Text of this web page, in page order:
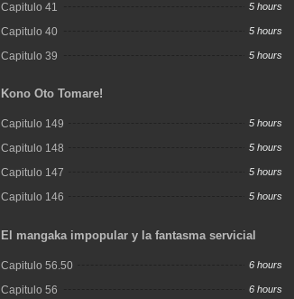
Capitulo 41 5 hours
Capitulo 40 5 hours
Capitulo 39 5 hours
Kono Oto Tomare!
Capitulo 149 5 hours
Capitulo 148 5 hours
Capitulo 147 5 hours
Capitulo 146 5 hours
El mangaka impopular y la fantasma servicial
Capitulo 56.50 6 hours
Capitulo 56 6 hours